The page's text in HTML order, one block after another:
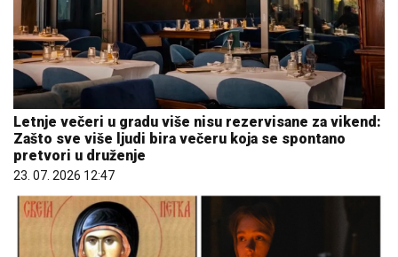
Letnje večeri u gradu više nisu rezervisane za vikend:
Zašto sve više ljudi bira večeru koja se spontano
pretvori u druženje
23. 07. 2026 12:47